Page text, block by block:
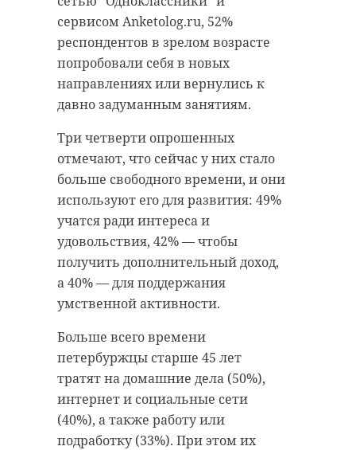
сервисом Anketolog.ru, 52%
респондентов в зрелом возрасте
попробовали себя в новых
направлениях или вернулись к
давно задуманным занятиям.
Три четверти опрошенных
отмечают, что сейчас у них стало
больше свободного времени, и они
используют его для развития: 49%
учатся ради интереса и
удовольствия, 42% — чтобы
получить дополнительный доход,
а 40% — для поддержания
умственной активности.
Больше всего времени
петербуржцы старше 45 лет
тратят на домашние дела (50%),
интернет и социальные сети
(40%), а также работу или
подработку (33%). При этом их